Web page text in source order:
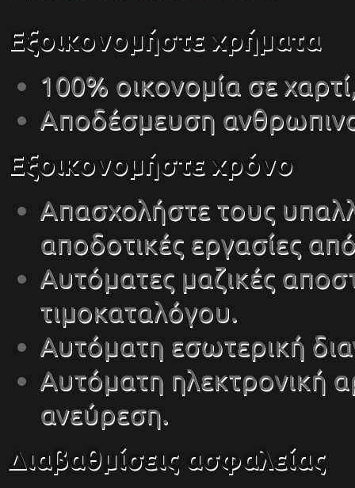
Εξοικονομήστε χρήματα
100% οικονομία σε
Αποδέσμευση
Εξοικονομήστε χρόνο
Απασχολήστε τους
αποδοτικές εργασίες
Αυτόματες μαζικές
τιμοκαταλόγου.
Αυτόματη εσωτερική
Αυτόματη ηλεκτρονική
ανεύρεση.
Διαβαθμίσεις ασφαλείας